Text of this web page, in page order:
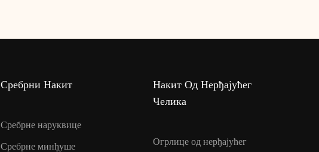
Сребрни Накит
Сребрне наруквице
Сребрне минђуше
Накит Од Нерђајућег
Челика
Огрлице од нерђајућег